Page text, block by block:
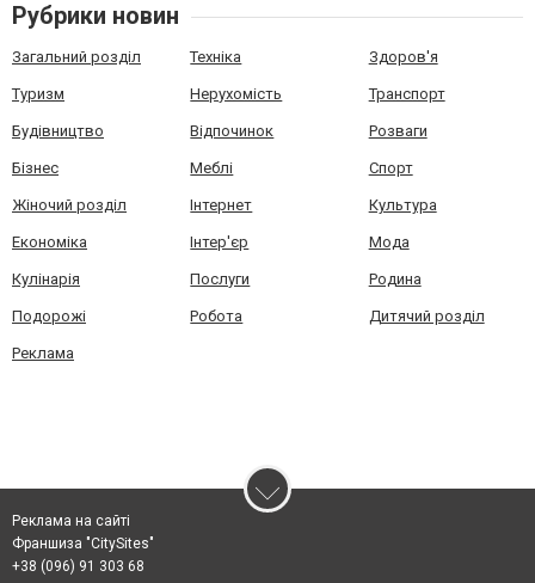
Рубрики новин
Загальний розділ Техніка Здоров'я
Туризм Нерухомість Транспорт
Будівництво Відпочинок Розваги
Бізнес Меблі Спорт
Жіночий розділ Інтернет Культура
Економіка Інтер'єр Мода
Кулінарія Послуги Родина
Подорожі Робота Дитячий розділ
Реклама
Реклама на сайті
Франшиза "CitySites"
+38 (096) 91 303 68